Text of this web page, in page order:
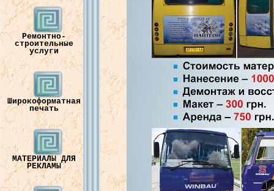
Ремонтно-
строительные
услуги
Широкоформатная
печать
МАТЕРИАЛЫ ДЛЯ
РЕКЛАМЫ